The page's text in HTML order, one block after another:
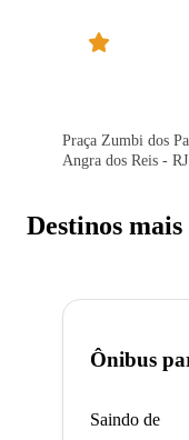
Praça Zumbi dos
Angra dos Reis -
Destinos
Ônibus
Saindo de